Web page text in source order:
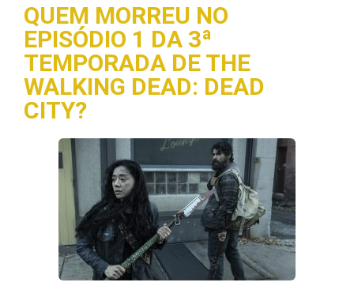
QUEM MORREU NO
EPISÓDIO 1 DA 3ª
TEMPORADA DE THE
WALKING DEAD: DEAD
CITY?